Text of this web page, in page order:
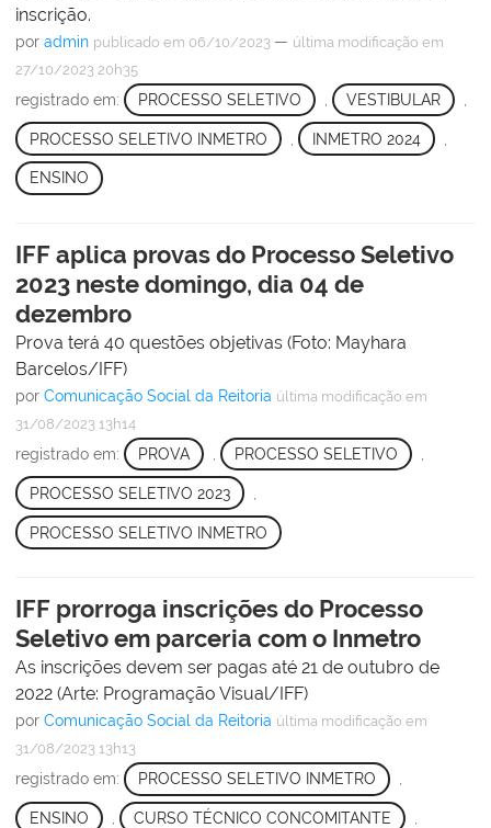
inscrição.
por admin publicado em 06/10/2023 — última modificação em
27/10/2023 20h35
registrado em: PROCESSO SELETIVO VESTIBULAR
PROCESSO SELETIVO INMETRO INMETRO 2024
ENSINO
IFF aplica provas do Processo Seletivo
2023 neste domingo, dia 04 de
dezembro
Prova terá 40 questões objetivas (Foto: Mayhara
Barcelos/IFF)
por Comunicação Social da Reitoria última modificação em
31/08/2023 13h14
registrado em: PROVA PROCESSO SELETIVO
PROCESSO SELETIVO 2023
PROCESSO SELETIVO INMETRO
IFF prorroga inscrições do Processo
Seletivo em parceria com o Inmetro
As inscrições devem ser pagas até 21 de outubro de
2022 (Arte: Programação Visual/IFF)
por Comunicação Social da Reitoria última modificação em
31/08/2023 13h13
registrado em: PROCESSO SELETIVO INMETRO ,
ENSINO CURSO TÉCNICO CONCOMITANTE